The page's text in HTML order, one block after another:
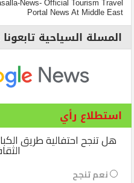
News- Official Tourism Travel
Portal News At Middle East
المسلة السياحية
استطلاع رأي
هل تنجح احتفالية طريق
نعم تنجح